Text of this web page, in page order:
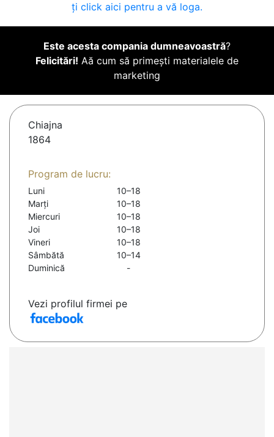
ți click aici pentru a vă loga.
Este acesta compania dumneavoastră?
Felicitări! Aă cum să primești materialele de
marketing
Chiajna
1864
Program de lucru:
Luni
10–18
Marți
10–18
Miercuri
10–18
Joi
10–18
Vineri
10–18
Sâmbătă
10–14
Duminică
-
Vezi profilul firmei pe